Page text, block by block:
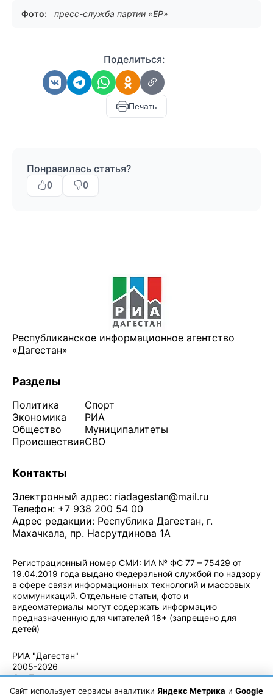
Фото: пресс-служба партии «ЕР»
Поделиться:
Печать
Понравилась статья?
0 0
Республиканское информационное агентство
«Дагестан»
Разделы
Политика
Экономика
Общество
Происшествия
Спорт
РИА
Муниципалитеты
СВО
Контакты
Электронный адрес: riadagestan@mail.ru
Телефон: +7 938 200 54 00
Адрес редакции: Республика Дагестан, г.
Махачкала, пр. Насрутдинова 1А
Регистрационный номер СМИ: ИА № ФС 77 – 75429 от
19.04.2019 года выдано Федеральной службой по надзору
в сфере связи информационных технологий и массовых
коммуникаций. Отдельные статьи, фото и
видеоматериалы могут содержать информацию
предназначенную для читателей 18+ (запрещено для
детей)
РИА "Дагестан"
2005-2026
© - Правила
использования
Сайт использует сервисы аналитики Яндекс Метрика и Google